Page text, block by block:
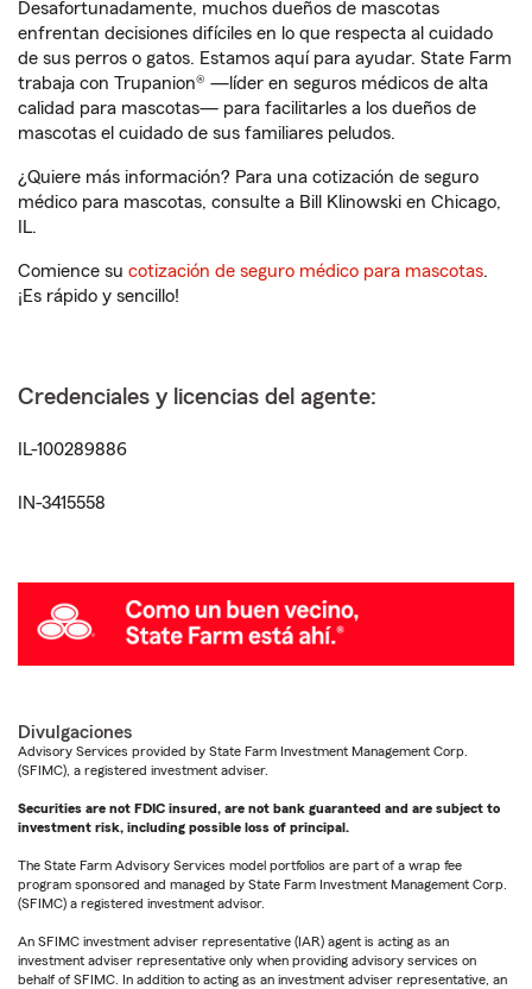
Desafortunadamente, muchos dueños de mascotas
enfrentan decisiones difíciles en lo que respecta al cuidado
de sus perros o gatos. Estamos aquí para ayudar. State Farm
trabaja con Trupanion® —líder en seguros médicos de alta
calidad para mascotas— para facilitarles a los dueños de
mascotas el cuidado de sus familiares peludos.
¿Quiere más información? Para una cotización de seguro
médico para mascotas, consulte a Bill Klinowski en Chicago,
IL.
Comience su cotización de seguro médico para mascotas.
¡Es rápido y sencillo!
Credenciales y licencias del agente:
IL-100289886
IN-3415558
Divulgaciones
Advisory Services provided by State Farm Investment Management Corp.
(SFIMC), a registered investment adviser.
Securities are not FDIC insured, are not bank guaranteed and are subject to
investment risk, including possible loss of principal.
The State Farm Advisory Services model portfolios are part of a wrap fee
program sponsored and managed by State Farm Investment Management Corp.
(SFIMC) a registered investment advisor.
An SFIMC investment adviser representative (IAR) agent is acting as an
investment adviser representative only when providing advisory services on
behalf of SFIMC. In addition to acting as an investment adviser representative, an